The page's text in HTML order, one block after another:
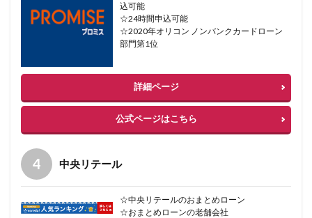
込可能
☆24時間申込可能
☆2020年オリコン ノンバンクカードローン
部門第1位
詳細ページ
公式ページはこちら
中央リテール
☆中央リテールのおまとめローン
☆おまとめローンの老舗会社